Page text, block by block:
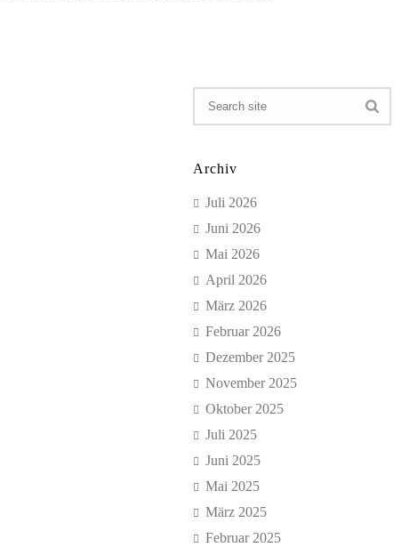
Archiv
Juli 2026
Juni 2026
Mai 2026
April 2026
März 2026
Februar 2026
Dezember 2025
November 2025
Oktober 2025
Juli 2025
Juni 2025
Mai 2025
März 2025
Februar 2025